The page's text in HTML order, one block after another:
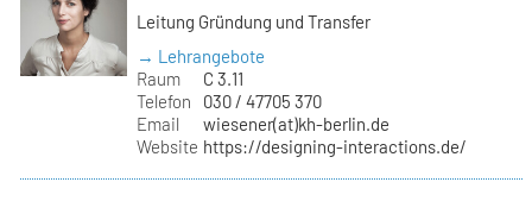
Leitung Gründung und Transfer
→ Lehrangebote
Raum
C 3.11
Telefon
030 / 47705 370
Email
wiesener(at)kh-berlin.de
Website https://designing-interactions.de/